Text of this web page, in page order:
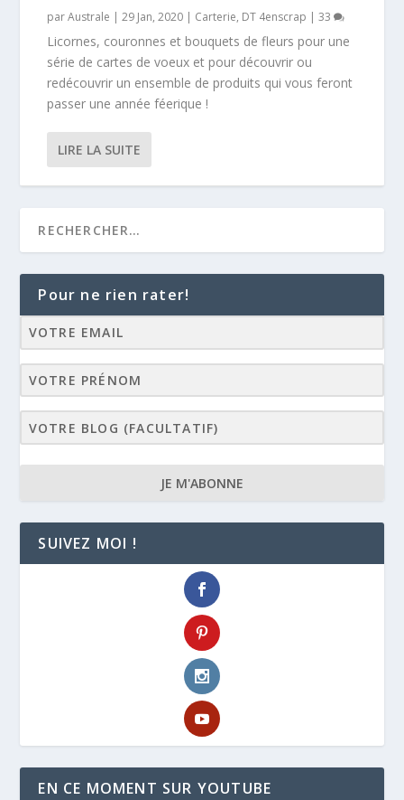
parAustrale |29 Jan, 2020 | Carterie, DT 4enscrap |33
Licornes, couronnes et bouquets de fleurs pour une
série de cartes de voeux et pour découvrir ou
redécouvrir un ensemble de produits qui vous feront
passer une année féerique !
LIRE LA SUITE
Pour ne rien rater!
JE M'ABONNE
SUIVEZ MOI !
EN CE MOMENT SUR YOUTUBE